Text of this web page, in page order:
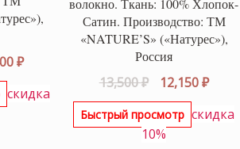
₽Текущая
16,400 ₽.
скидка
волокно. Ткань: 100% Хлопок-
Сатин. Производство: ТМ
«NATURE’S» («Натурес»),
Россия
13,500₽
цена
составляла
13,500 ₽.
12,150₽
Быстрый просмотр скидка
10%